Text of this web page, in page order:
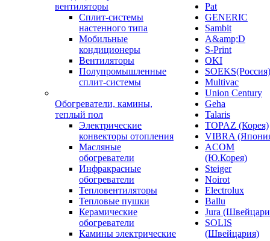
вентиляторы
Сплит-системы
настенного типа
Мобильные
кондиционеры
Вентиляторы
Полупромышленные
сплит-системы
Обогреватели, камины,
теплый пол
Электрические
конвекторы отопления
Масляные
обогреватели
Инфракрасные
обогреватели
Тепловентиляторы
Тепловые пушки
Керамические
обогреватели
Камины электрические
Pat
GENERIC
Sambit
A&amp;D
S-Print
OKI
SOEKS(Россия)
Multivac
Union Century
Geha
Talaris
TOPAZ (Корея)
VIBRA
ACOM
(Ю.Корея)
Steiger
Noirot
Electrolux
Ballu
Jura
SOLIS
(Швейцария)